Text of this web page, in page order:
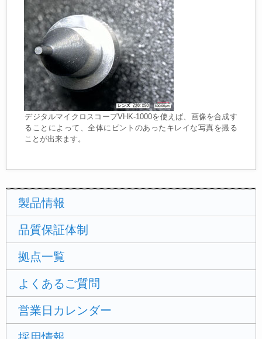
デジタルマイクロスコープVHK-1000を使えば、画像を合成す
ることによって、全体にピントのあったキレイな写真を撮る
ことが出来ます。
製品情報
品質保証体制
拠点一覧
よくあるご質問
営業日カレンダー